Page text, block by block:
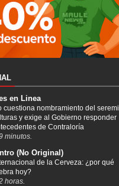
en Linea
cuestiona nombramiento del seremi
y exige al Gobierno responder
de Contraloría
minutos.
(No Original)
de la Cerveza: ¿por qué
hoy?
horas.